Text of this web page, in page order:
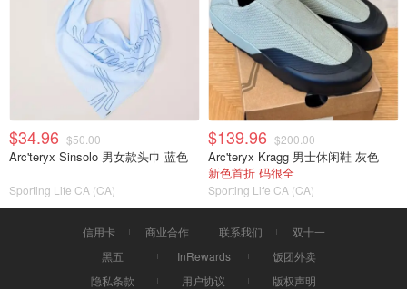
$34.96 $50.00
Arc'teryx Sinsolo 男女款头巾 蓝色
Sporting Life CA (CA)
$139.96 $200.00
Arc'teryx Kragg 男士休闲鞋 灰色
新色首折 码很全
Sporting Life CA (CA)
信用卡 商业合作 联系我们
双十一
黑五
InRewards
饭团外卖
隐私条款
用户协议 版权声明